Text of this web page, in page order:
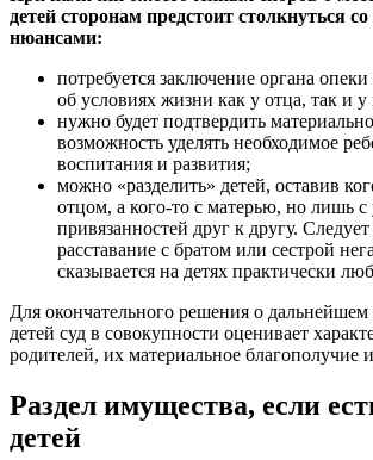
детей сторонам предстоит столкнуться
нюансами:
потребуется заключение органа
об условиях жизни как у отца, так и у
нужно будет подтвердить
возможность уделять необходимое
воспитания и развития;
можно «разделить» детей, оставив
отцом, а кого-то с матерью, но лишь с
привязанностей друг к другу.
расставание с братом или сестрой
сказывается на детях практически
Для окончательного решения о дальнейшем
детей суд в совокупности оценивает
родителей, их материальное благополучие
Раздел имущества, если
детей